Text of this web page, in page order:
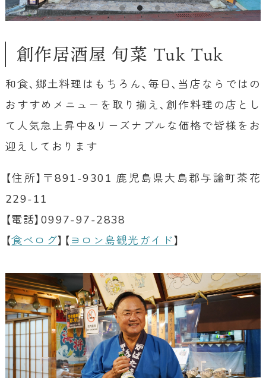
創作居酒屋 旬菜 Tuk Tuk
和食、郷土料理はもちろん、毎日、当店ならではの
おすすめメニューを取り揃え、創作料理の店とし
て人気急上昇中&リーズナブルな価格で皆様をお
迎えしております
【住所】〒891-9301 鹿児島県大島郡与論町茶花
229-11
【電話】0997-97-2838
【食べログ】【 ヨロン島観光ガイド】